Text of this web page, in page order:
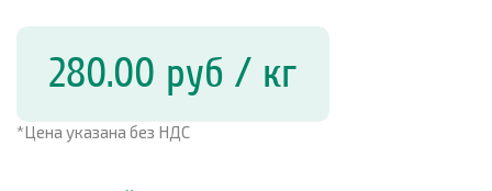
280.00 руб / кг
*Цена указана без НДС